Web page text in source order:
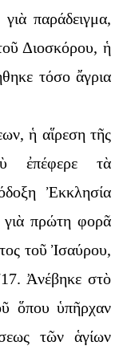
παράδειγμα,
Διοσκόρου, ἡ
τόσο ἄγρια
ἡ αἵρεση τῆς
ἐπέφερε τὰ
Ἐκκλησία
γιὰ πρώτη φορᾶ
τοῦ Ἰσαύρου,
Ἀνέβηκε στὸ
ὅπου ὑπῆρχαν
τῶν ἁγίων